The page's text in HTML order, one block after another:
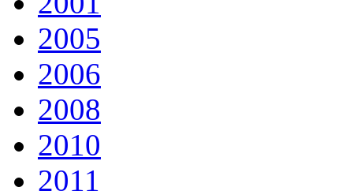
2005
2006
2008
2010
2011